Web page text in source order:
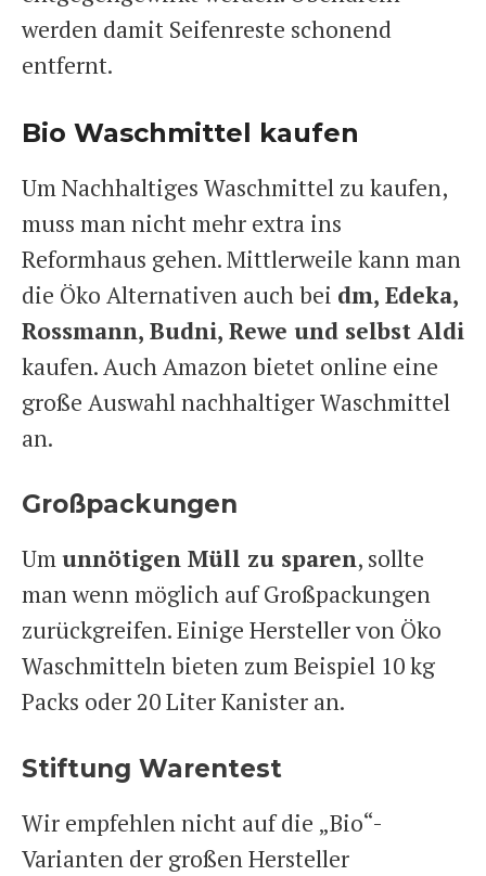
werden damit Seifenreste schonend
entfernt.
Bio Waschmittel kaufen
Um Nachhaltiges Waschmittel zu kaufen,
muss man nicht mehr extra ins
Reformhaus gehen. Mittlerweile kann man
die Öko Alternativen auch bei dm, Edeka,
Rossmann, Budni, Rewe und selbst Aldi
kaufen. Auch Amazon bietet online eine
große Auswahl nachhaltiger Waschmittel
an.
Großpackungen
Umunnötigen Müll zu sparen, sollte
man wenn möglich auf Großpackungen
zurückgreifen. Einige Hersteller von Öko
Waschmitteln bieten zum Beispiel 10 kg
Packs oder 20 Liter Kanister an.
Stiftung Warentest
Wir empfehlen nicht auf die „Bio“-
Varianten der großen Hersteller